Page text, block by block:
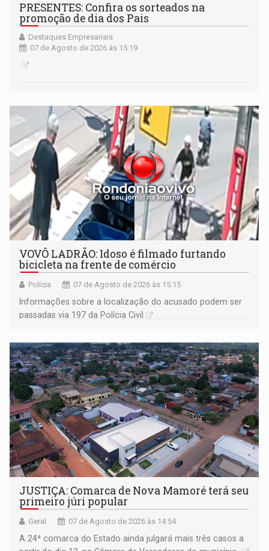
PRESENTES: Confira os sorteados na
promoção de dia dos Pais
Destaques Empresariais
07 de Agosto de 2026 às 15:19
VOVÔ LADRÃO: Idoso é filmado furtando
bicicleta na frente de comércio
Polícia 07 de Agosto de 2026 às 15:15
Informações sobre a localização do acusado podem ser
passadas via 197 da Polícia Civil
JUSTIÇA: Comarca de Nova Mamoré terá seu
primeiro júri popular
Geral 07 de Agosto de 2026 às 14:54
A 24ª comarca do Estado ainda julgará mais três casos a